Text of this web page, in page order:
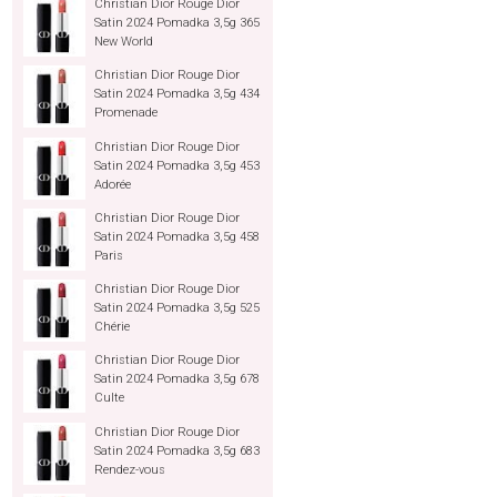
Christian Dior Rouge Dior
Satin 2024 Pomadka 3,5g 365
New World
Christian Dior Rouge Dior
Satin 2024 Pomadka 3,5g 434
Promenade
Christian Dior Rouge Dior
Satin 2024 Pomadka 3,5g 453
Adorée
Christian Dior Rouge Dior
Satin 2024 Pomadka 3,5g 458
Paris
Christian Dior Rouge Dior
Satin 2024 Pomadka 3,5g 525
Chérie
Christian Dior Rouge Dior
Satin 2024 Pomadka 3,5g 678
Culte
Christian Dior Rouge Dior
Satin 2024 Pomadka 3,5g 683
Rendez-vous